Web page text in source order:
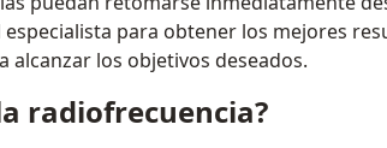
para obtener los mejores
alcanzar los objetivos deseados.
radiofrecuencia?